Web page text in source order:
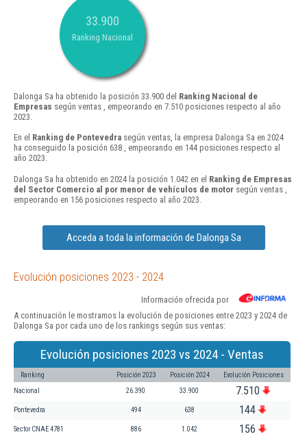
33.900
Ranking Nacional
Dalonga Sa ha obtenido la posición 33.900 del Ranking Nacional de
Empresas según ventas , empeorando en 7.510 posiciones respecto al año
2023.
En el Ranking de Pontevedra según ventas, la empresa Dalonga Sa en 2024
ha conseguido la posición 638 , empeorando en 144 posiciones respecto al
año 2023.
Dalonga Sa ha obtenido en 2024 la posición 1.042 en el Ranking de Empresas
del Sector Comercio al por menor de vehículos de motor según ventas ,
empeorando en 156 posiciones respecto al año 2023.
Acceda a toda la información de Dalonga Sa
Evolución posiciones 2023 - 2024
Información ofrecida por
A continuación le mostramos la evolución de posiciones entre 2023 y 2024 de
Dalonga Sa por cada uno de los rankings según sus ventas:
Evolución posiciones 2023 vs 2024 - Ventas
Ranking Posición 2023 Posición 2024 Evolución Posiciones
Nacional 26.390 33.900 7.510
Pontevedra 494 638 144
Sector CNAE 4781 886 1.042 156